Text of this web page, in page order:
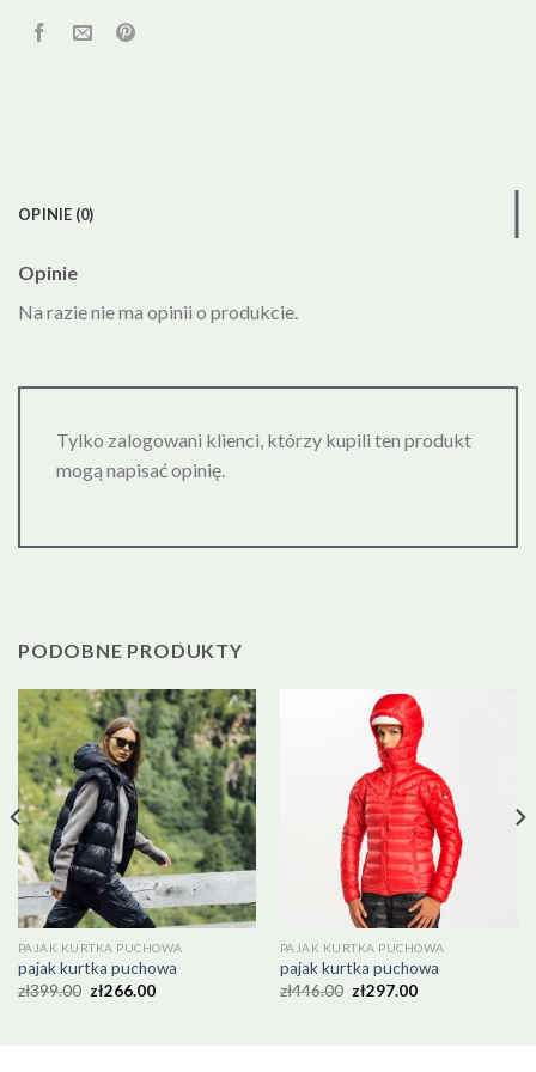
OPINIE (0)
Opinie
Na razie nie ma opinii o produkcie.
Tylko zalogowani klienci, którzy kupili ten produkt
mogą napisać opinię.
PODOBNE PRODUKTY
PAJAK KURTKA PUCHOWA
pajak kurtka puchowa
zł399.00 zł266.00
PAJAK KURTKA PUCHOWA
pajak kurtka puchowa
zł446.00 zł297.00